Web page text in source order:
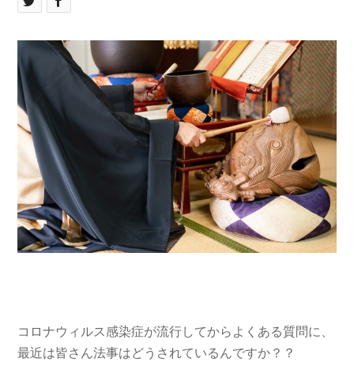
コロナウィルス感染症が流行してからよくある質問に、
最近は皆さん法事はどうされているんですか？？